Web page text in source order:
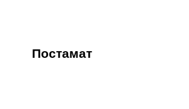
Постамат